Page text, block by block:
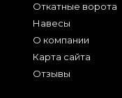
Откатные ворота
Навесы
О компании
Карта сайта
Отзывы